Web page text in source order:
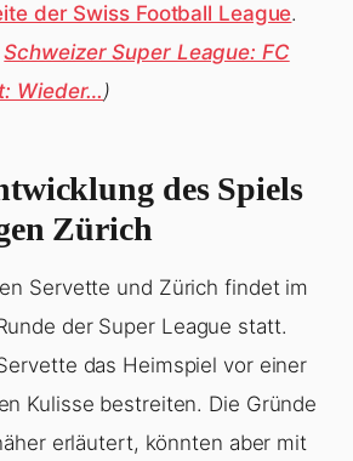
der Swiss Football League.
Schweizer Super League: FC
Wieder…)
des Spiels
Zürich
Servette und Zürich findet im
der Super League statt.
das Heimspiel vor einer
Kulisse bestreiten. Die Gründe
erläutert, könnten aber mit